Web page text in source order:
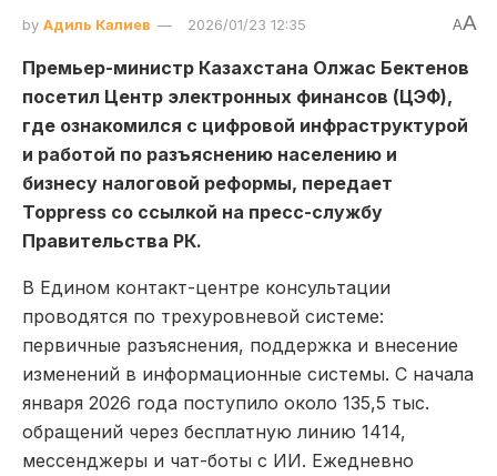
by Адиль Калиев 2026/01/23 12:35 AA
Премьер-министр Казахстана Олжас Бектенов
посетил Центр электронных финансов (ЦЭФ),
где ознакомился с цифровой инфраструктурой
и работой по разъяснению населению и
бизнесу налоговой реформы, передает
Toppress со ссылкой на пресс-службу
Правительства РК.
В Едином контакт-центре консультации
проводятся по трехуровневой системе:
первичные разъяснения, поддержка и внесение
изменений в информационные системы. С начала
января 2026 года поступило около 135,5 тыс.
обращений через бесплатную линию 1414,
мессенджеры и чат-боты с ИИ. Ежедневно